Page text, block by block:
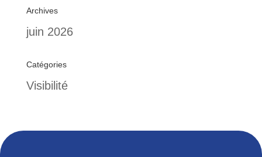
Archives
juin 2026
Catégories
Visibilité